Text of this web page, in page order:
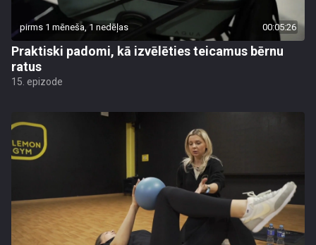
pirms 1 mēneša, 1 nedēļas 00:05:26
Praktiski padomi, kā izvēlēties teicamus bērnu
ratus
15. epizode